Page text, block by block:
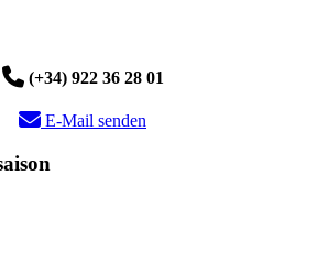
(+34) 922 36 28 01
E-Mail senden